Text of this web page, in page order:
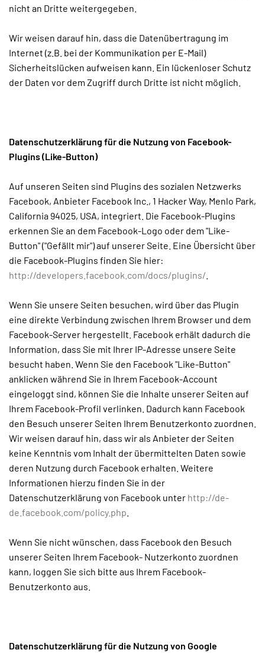
nicht an Dritte weitergegeben.
Wir weisen darauf hin, dass die Datenübertragung im
Internet (z.B. bei der Kommunikation per E-Mail)
Sicherheitslücken aufweisen kann. Ein lückenloser Schutz
der Daten vor dem Zugriff durch Dritte ist nicht möglich.
Datenschutzerklärung für die Nutzung von Facebook-
Plugins (Like-Button)
Auf unseren Seiten sind Plugins des sozialen Netzwerks
Facebook, Anbieter Facebook Inc., 1 Hacker Way, Menlo Park,
California 94025, USA, integriert. Die Facebook-Plugins
erkennen Sie an dem Facebook-Logo oder dem "Like-
Button" ("Gefällt mir") auf unserer Seite. Eine Übersicht über
die Facebook-Plugins finden Sie hier:
http://developers.facebook.com/docs/plugins/
Wenn Sie unsere Seiten besuchen, wird über das Plugin
eine direkte Verbindung zwischen Ihrem Browser und dem
Facebook-Server hergestellt. Facebook erhält dadurch die
Information, dass Sie mit Ihrer IP-Adresse unsere Seite
besucht haben. Wenn Sie den Facebook "Like-Button"
anklicken während Sie in Ihrem Facebook-Account
eingeloggt sind, können Sie die Inhalte unserer Seiten auf
Ihrem Facebook-Profil verlinken. Dadurch kann Facebook
den Besuch unserer Seiten Ihrem Benutzerkonto zuordnen.
Wir weisen darauf hin, dass wir als Anbieter der Seiten
keine Kenntnis vom Inhalt der übermittelten Daten sowie
deren Nutzung durch Facebook erhalten. Weitere
Informationen hierzu finden Sie in der
Datenschutzerklärung von Facebook unter http://de-
de.facebook.com/policy.php
Wenn Sie nicht wünschen, dass Facebook den Besuch
unserer Seiten Ihrem Facebook- Nutzerkonto zuordnen
kann, loggen Sie sich bitte aus Ihrem Facebook-
Benutzerkonto aus.
Datenschutzerklärung für die Nutzung von Google